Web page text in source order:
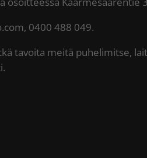
0400 488 049.
tavoita meitä puhelimitse,